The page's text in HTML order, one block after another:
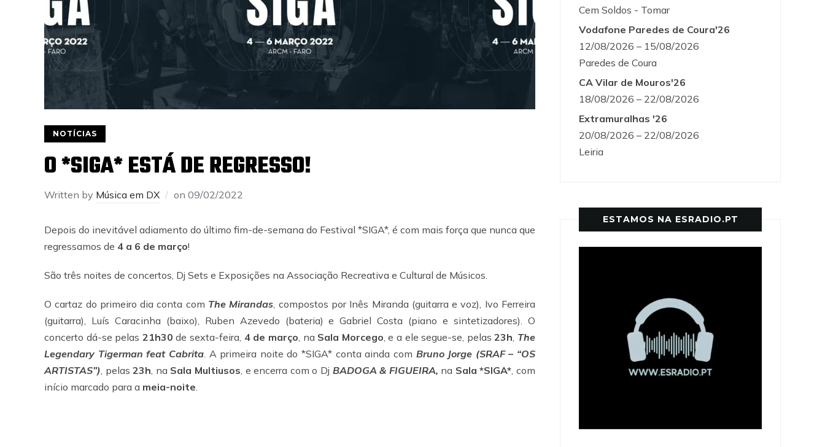
NOTÍCIAS
O *SIGA* ESTÁ DE REGRESSO!
Written by Música em DX on 09/02/2022
Depois do inevitável adiamento do último fim-de-semana do Festival *SIGA*, é com mais força que nunca que
regressamos de 4 a 6 de março!
São três noites de concertos, Dj Sets e Exposições na Associação Recreativa e Cultural de Músicos.
O cartaz do primeiro dia conta com The Mirandas, compostos por Inês Miranda (guitarra e voz), Ivo Ferreira
(guitarra), Luís Caracinha (baixo), Ruben Azevedo (bateria) e Gabriel Costa (piano e sintetizadores). O
concerto dá-se pelas 21h30 de sexta-feira, 4 de março, na Sala Morcego, e a ele segue-se, pelas23h, The
Legendary Tigerman feat Cabrita. A primeira noite do *SIGA* conta ainda com Bruno Jorge (SRAF – “OS
ARTISTAS”), pelas23h, na Sala Multiusos, e encerra com o Dj BADOGA & FIGUEIRA, na Sala *SIGA*, com
início marcado para a meia-noite.
Cem Soldos - Tomar
Vodafone Paredes de Coura'26
12/08/2026 – 15/08/2026
Paredes de Coura
CA Vilar de Mouros'26
18/08/2026 – 22/08/2026
Extramuralhas '26
20/08/2026 – 22/08/2026
Leiria
ESTAMOS NA ESRADIO.PT